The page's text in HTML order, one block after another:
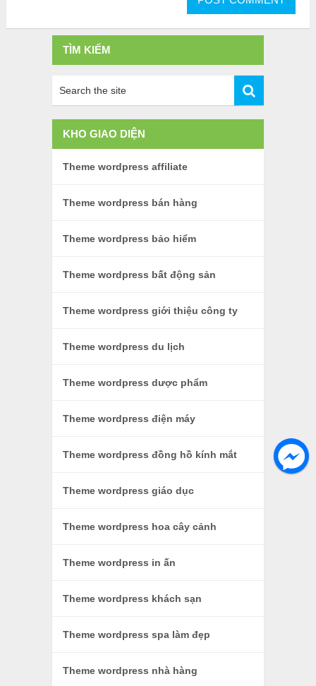
TÌM KIẾM
KHO GIAO DIỆN
Theme wordpress affiliate
Theme wordpress bán hàng
Theme wordpress bảo hiểm
Theme wordpress bất động sản
Theme wordpress giới thiệu công ty
Theme wordpress du lịch
Theme wordpress dược phẩm
Theme wordpress điện máy
Theme wordpress đồng hồ kính mắt
Theme wordpress giáo dục
Theme wordpress hoa cây cảnh
Theme wordpress in ấn
Theme wordpress khách sạn
Theme wordpress spa làm đẹp
Theme wordpress nhà hàng